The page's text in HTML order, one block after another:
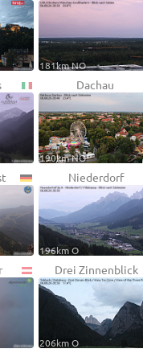
181km NO
Dachau
190km NO
Niederdorf
196km O
Drei Zinnenblick
206km O